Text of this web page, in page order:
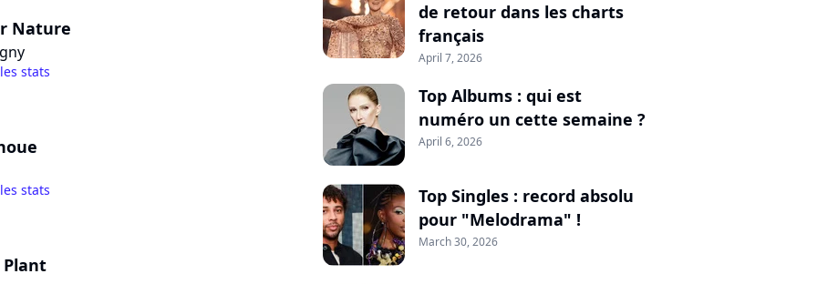
Nature
stats
stats
de retour dans les charts
français
April 7, 2026
Top Albums : qui est
numéro un cette semaine ?
April 6, 2026
Top Singles : record absolu
pour "Melodrama" !
March 30, 2026